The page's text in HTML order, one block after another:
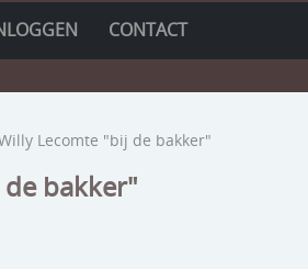
CONTACT
Lecomte "bij de bakker"
bakker"